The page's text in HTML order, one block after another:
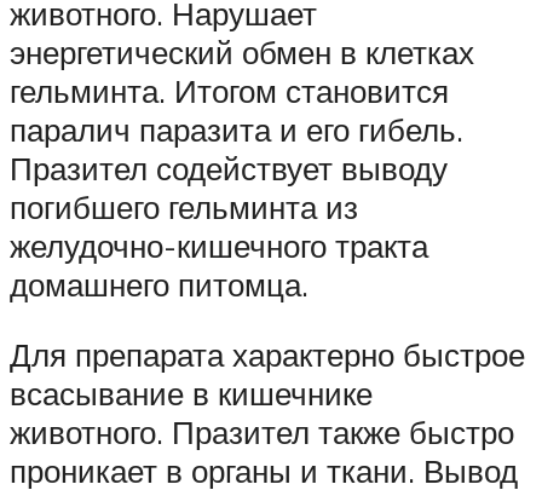
животного. Нарушает
энергетический обмен в клетках
гельминта. Итогом становится
паралич паразита и его гибель.
Празител содействует выводу
погибшего гельминта из
желудочно-кишечного тракта
домашнего питомца.
Для препарата характерно быстрое
всасывание в кишечнике
животного. Празител также быстро
проникает в органы и ткани. Вывод